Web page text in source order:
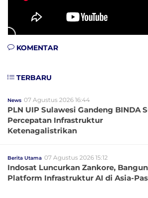
KOMENTAR
TERBARU
News 07 Agustus 2026 16:44
PLN UIP Sulawesi Gandeng BINDA
Percepatan Infrastruktur
Ketenagalistrikan
Berita Utama 07 Agustus 2026 15:12
Indosat Luncurkan Zankore, Bangun
Platform Infrastruktur AI di Asia-